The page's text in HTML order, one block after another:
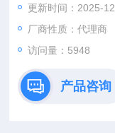
体炉、表面温度校验
更新时间：2025-
厂商性质：代理商
访问量：5948
产品咨询